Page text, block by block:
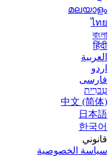
മലയാളം
ไทย
বাংলা
हिंदी
العربية
اردو
فارسی
עִברִית
中文 (简体)
日本語
한국어
قانوني
سياسة الخصوصية